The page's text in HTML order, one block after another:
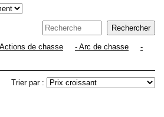
de chasse - Arc de chasse
-
/ Accessoires
- Inclassables
- Optiques
- Véhicule et remorques / accessoires
-
Trier par :